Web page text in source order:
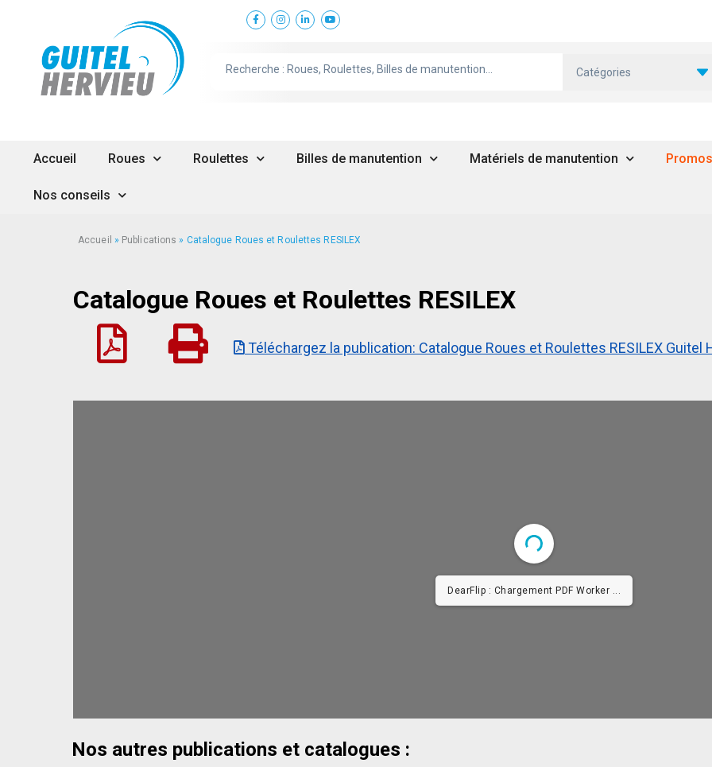
Catégories
Accueil Roues Roulettes Billes de manutention Matériels de manutention Promos
Nos conseils
Accueil » Publications » Catalogue Roues et Roulettes RESILEX
Catalogue Roues et Roulettes RESILEX
Téléchargez la publication: Catalogue Roues et Roulettes RESILEX Guitel
DearFlip : Chargement PDF Worker ...
Nos autres publications et catalogues :